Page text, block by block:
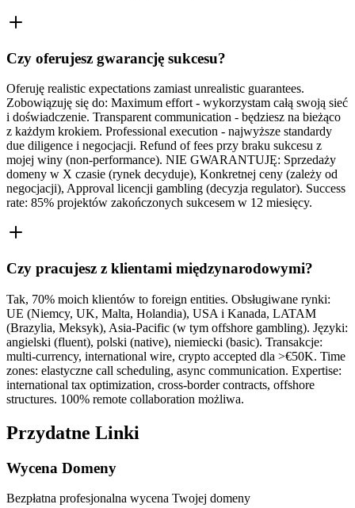
Czy oferujesz gwarancję sukcesu?
Oferuję realistic expectations zamiast unrealistic guarantees.
Zobowiązuję się do: Maximum effort - wykorzystam całą swoją sieć
i doświadczenie. Transparent communication - będziesz na bieżąco
z każdym krokiem. Professional execution - najwyższe standardy
due diligence i negocjacji. Refund of fees przy braku sukcesu z
mojej winy (non-performance). NIE GWARANTUJĘ: Sprzedaży
domeny w X czasie (rynek decyduje), Konkretnej ceny (zależy od
negocjacji), Approval licencji gambling (decyzja regulator). Success
rate: 85% projektów zakończonych sukcesem w 12 miesięcy.
Czy pracujesz z klientami międzynarodowymi?
Tak, 70% moich klientów to foreign entities. Obsługiwane rynki:
UE (Niemcy, UK, Malta, Holandia), USA i Kanada, LATAM
(Brazylia, Meksyk), Asia-Pacific (w tym offshore gambling). Języki:
angielski (fluent), polski (native), niemiecki (basic). Transakcje:
multi-currency, international wire, crypto accepted dla >€50K. Time
zones: elastyczne call scheduling, async communication. Expertise:
international tax optimization, cross-border contracts, offshore
structures. 100% remote collaboration możliwa.
Przydatne Linki
Wycena Domeny
Bezpłatna profesjonalna wycena Twojej domeny